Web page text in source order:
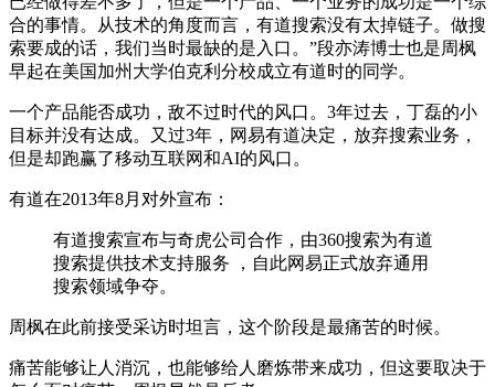
合的事情。从技术的角度而言，有道搜索没有太掉链子。做搜
索要成的话，我们当时最缺的是入口。”段亦涛博士也是周枫
早起在美国加州大学伯克利分校成立有道时的同学。
一个产品能否成功，敌不过时代的风口。3年过去，丁磊的小
目标并没有达成。又过3年，网易有道决定，放弃搜索业务，
但是却跑赢了移动互联网和AI的风口。
有道在2013年8月对外宣布：
有道搜索宣布与奇虎公司合作，由360搜索为有道
搜索提供技术支持服务 ，自此网易正式放弃通用
搜索领域争夺。
周枫在此前接受采访时坦言，这个阶段是最痛苦的时候。
痛苦能够让人消沉，也能够给人磨炼带来成功，但这要取决于